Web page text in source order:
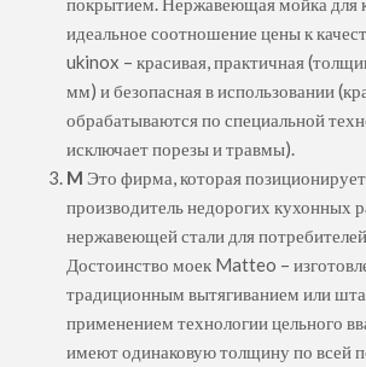
идеальное соотношение цены к
ukinox – красивая, практичная
мм) и безопасная в использовании
обрабатываются по специальной
исключает порезы и травмы).
M Это фирма, которая позиционирует
производитель недорогих кухонных
нержавеющей стали для
Достоинство моек Matteo –
традиционным вытягиванием или
применением технологии цельного
имеют одинаковую толщину по всей